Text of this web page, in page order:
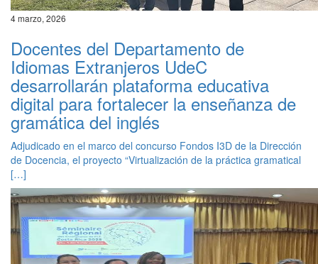
4 marzo, 2026
Docentes del Departamento de
Idiomas Extranjeros UdeC
desarrollarán plataforma educativa
digital para fortalecer la enseñanza de
gramática del inglés
Adjudicado en el marco del concurso Fondos I3D de la Dirección
de Docencia, el proyecto “Virtualización de la práctica gramatical
[…]